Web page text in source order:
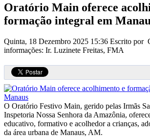
Oratório Main oferece
formação integral em
Quinta, 18 Dezembro 2025 15:36 Escrito por
informações: Ir. Luzinete Freitas, FMA
O Oratório Festivo Main, gerido pelas Irmãs
Inspetoria Nossa Senhora da Amazônia,
educativo, formativo e acolhedor a crianças,
da área urbana de Manaus, AM.